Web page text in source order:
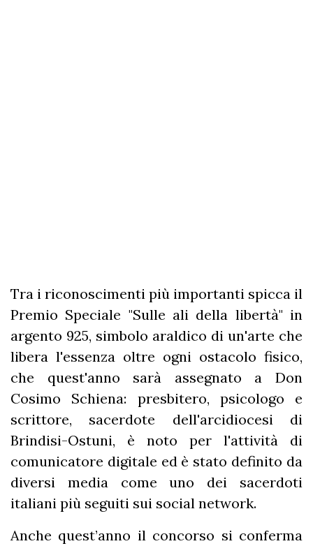
Tra i riconoscimenti più importanti spicca il
Premio Speciale "Sulle ali della libertà" in
argento 925, simbolo araldico di un'arte che
libera l'essenza oltre ogni ostacolo fisico,
che quest'anno sarà assegnato a Don
Cosimo Schiena: presbitero, psicologo e
scrittore, sacerdote dell'arcidiocesi di
Brindisi-Ostuni, è noto per l'attività di
comunicatore digitale ed è stato definito da
diversi media come uno dei sacerdoti
italiani più seguiti sui social network.
Anche quest’anno il concorso si conferma